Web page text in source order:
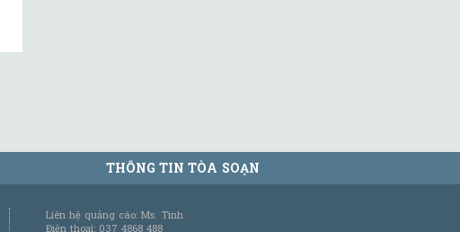
THÔNG TIN TÒA SOẠN
Liên hệ quảng cáo: Ms. Tình
Điện thoại: 037 4868 488